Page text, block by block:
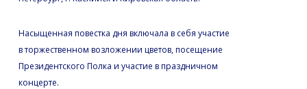
Насыщенная повестка дня включала в себя участие
в торжественном возложении цветов, посещение
Президентского Полка и участие в праздничном
концерте.